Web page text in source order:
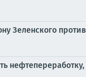
Зеленского